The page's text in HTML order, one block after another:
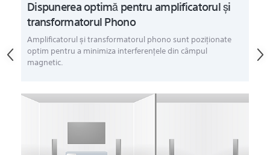
Dispunerea optimă pentru amplificatorul şi
transformatorul Phono
Amplificatorul şi transformatorul phono sunt poziţionate
optim pentru a minimiza interferenţele din câmpul
magnetic.